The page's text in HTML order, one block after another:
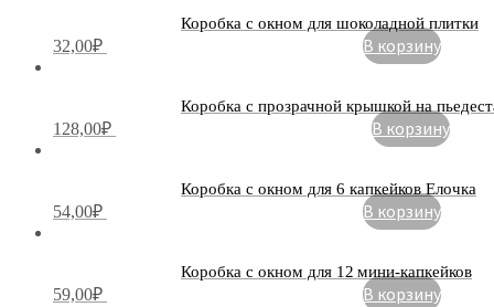
Коробка с окном для шоколадной плитки
32,00₽ В корзину
Коробка с прозрачной крышкой на
128,00₽ В корзину
Коробка с окном для 6 капкейков Елочка
54,00₽ В корзину
Коробка с окном для 12 мини-капкейков
59,00₽ В корзину